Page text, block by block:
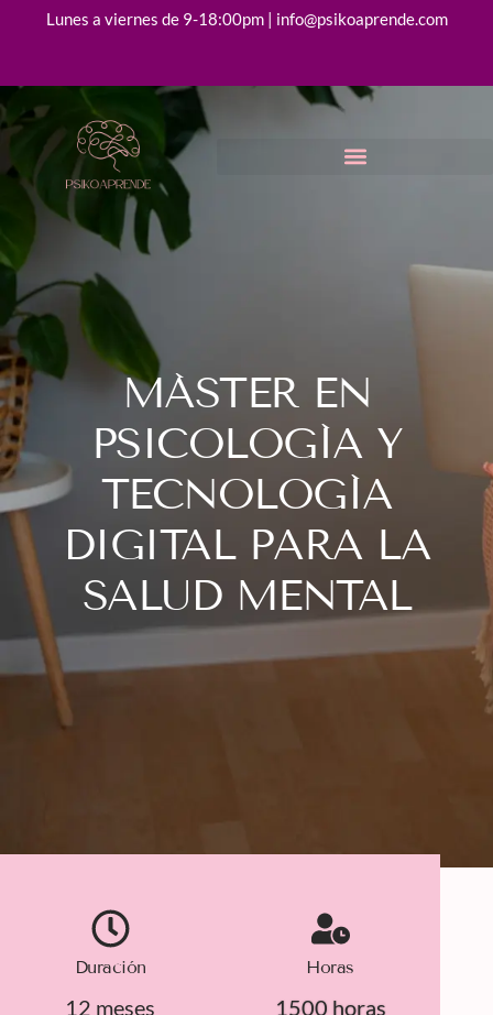
Lunes a viernes de 9-18:00pm | info@psikoaprende.com
MÁSTER EN
PSICOLOGÍA Y
TECNOLOGÍA
DIGITAL PARA LA
SALUD MENTAL
Duración
12 meses
Horas
1500 horas